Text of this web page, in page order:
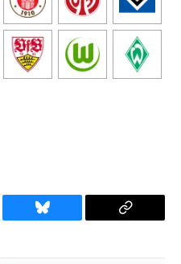
Bluesky
Copy